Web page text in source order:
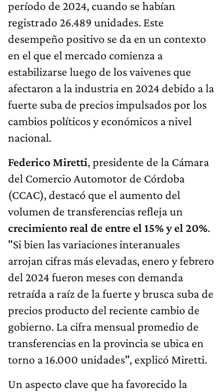
período de 2024, cuando se habían
registrado 26.489 unidades. Este
desempeño positivo se da en un contexto
en el que el mercado comienza a
estabilizarse luego de los vaivenes que
afectaron a la industria en 2024 debido a la
fuerte suba de precios impulsados por los
cambios políticos y económicos a nivel
nacional.
Federico Miretti, presidente de la Cámara
del Comercio Automotor de Córdoba
(CCAC), destacó que el aumento del
volumen de transferencias refleja un
crecimiento real de entre el 15% y el 20%.
"Si bien las variaciones interanuales
arrojan cifras más elevadas, enero y febrero
del 2024 fueron meses con demanda
retraída a raíz de la fuerte y brusca suba de
precios producto del reciente cambio de
gobierno. La cifra mensual promedio de
transferencias en la provincia se ubica en
torno a 16.000 unidades", explicó Miretti.
Un aspecto clave que ha favorecido la